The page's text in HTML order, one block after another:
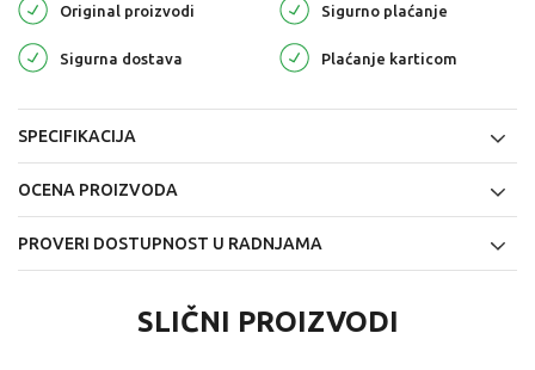
Original proizvodi Sigurno plaćanje
Sigurna dostava Plaćanje karticom
SPECIFIKACIJA
OCENA PROIZVODA
PROVERI DOSTUPNOST U RADNJAMA
SLIČNI PROIZVODI